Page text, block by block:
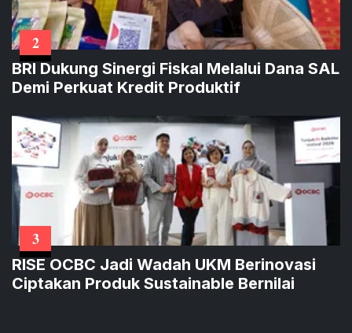
2
BRI Dukung Sinergi Fiskal Melalui Dana SAL
Demi Perkuat Kredit Produktif
3
RISE OCBC Jadi Wadah UKM Berinovasi
Ciptakan Produk Sustainable Bernilai